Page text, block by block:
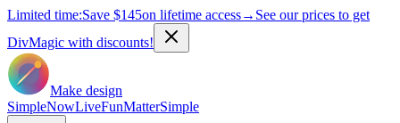
Limited time:Save $145on lifetime access→ See our prices to get
DivMagic with discounts!
Make design
SimpleNowLiveFunMatterSimple